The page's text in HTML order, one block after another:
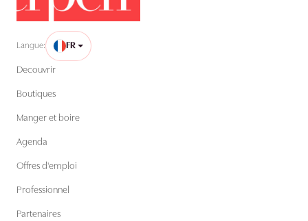
Langue: FR
Decouvrir
Boutiques
Manger et boire
Agenda
Offres d'emploi
Professionnel
Partenaires